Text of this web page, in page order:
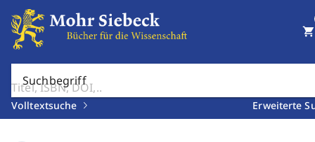
Suchbegriff
Volltextsuche Erweiterte
shopping_cart